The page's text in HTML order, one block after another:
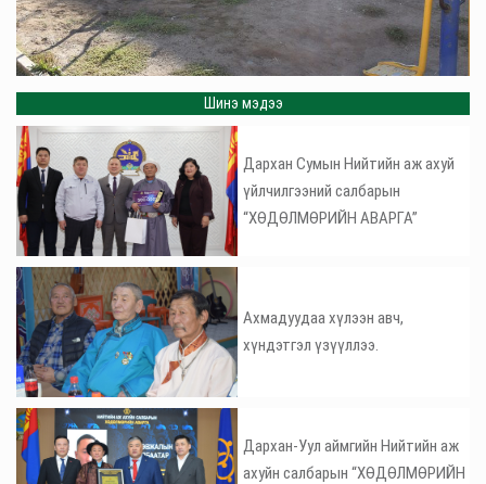
Шинэ мэдээ
Дархан Сумын Нийтийн аж ахуй
үйлчилгээний салбарын
“ХӨДӨЛМӨРИЙН АВАРГА”
Ахмадуудаа хүлээн авч,
хүндэтгэл үзүүллээ.
Дархан-Уул аймгийн Нийтийн аж
ахуйн салбарын “ХӨДӨЛМӨРИЙН